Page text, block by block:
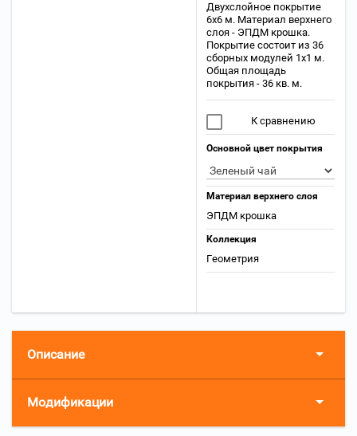
Двухслойное покрытие
6x6 м. Материал верхнего
слоя - ЭПДМ крошка.
Покрытие состоит из 36
сборных модулей 1х1 м.
Общая площадь
покрытия - 36 кв. м.
К сравнению
Основной цвет покрытия
Материал верхнего слоя
ЭПДМ крошка
Коллекция
Геометрия
Описание
Модификации